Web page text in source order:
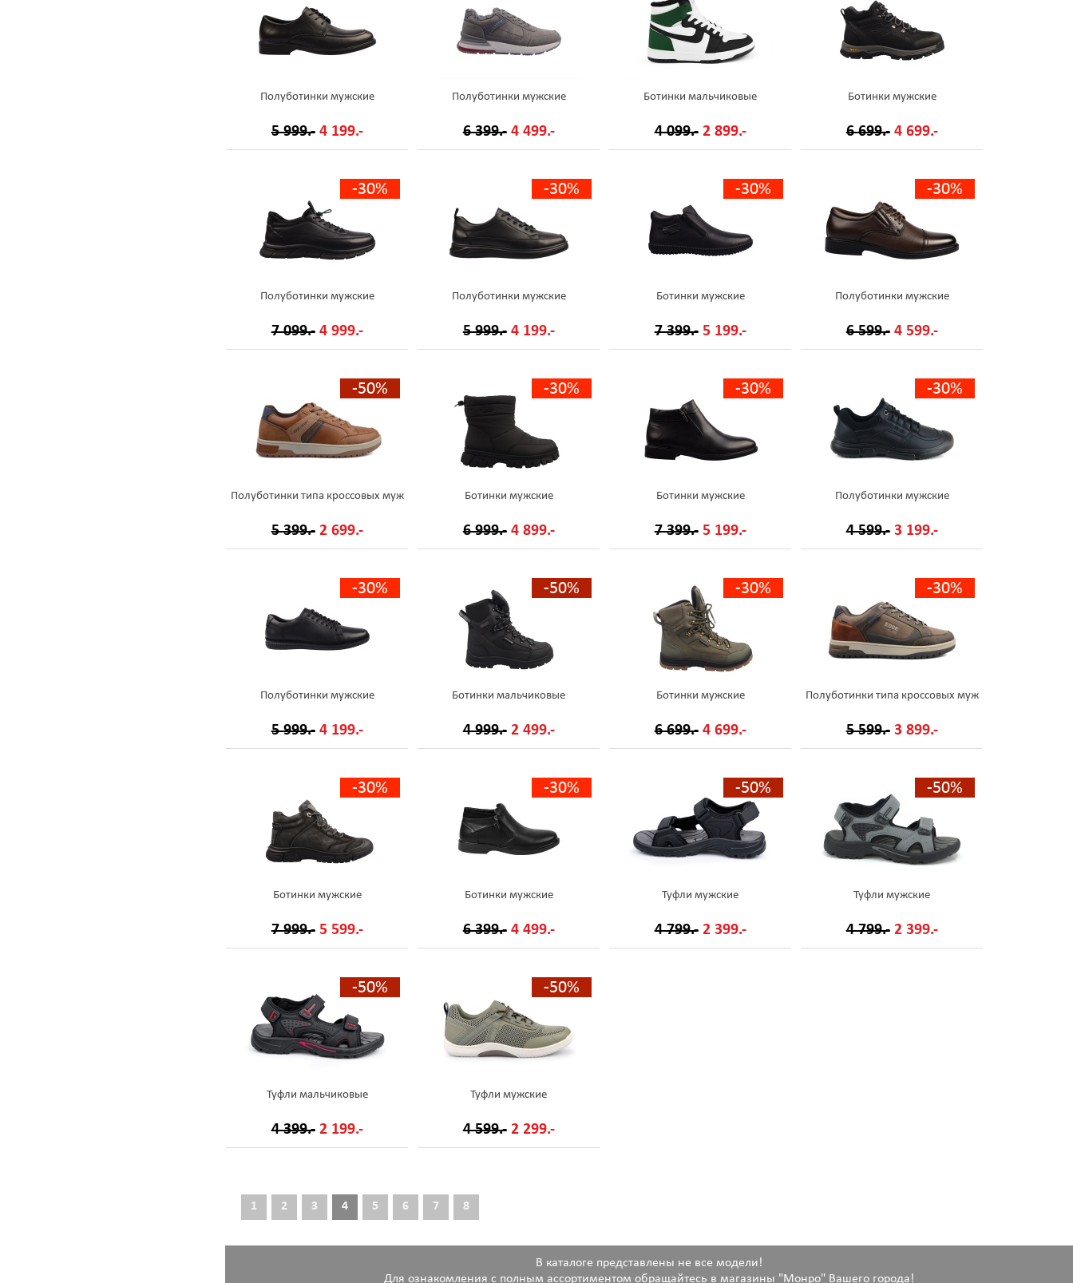
Полуботинки мужские
5 999.- 4 199.-
Полуботинки мужские
6 399.- 4 499.-
Ботинки мальчиковые
4 099.- 2 899.-
Ботинки мужские
6 699.- 4 699.-
-30%
Полуботинки мужские
7 099.- 4 999.-
-30%
Полуботинки мужские
5 999.- 4 199.-
-30%
Ботинки мужские
7 399.- 5 199.-
-30%
Полуботинки мужские
6 599.- 4 599.-
-50%
Полуботинки типа кроссовых муж
5 399.- 2 699.-
-30%
Ботинки мужские
6 999.- 4 899.-
-30%
Ботинки мужские
7 399.- 5 199.-
-30%
Полуботинки мужские
4 599.- 3 199.-
-30%
Полуботинки мужские
5 999.- 4 199.-
-50%
Ботинки мальчиковые
4 999.- 2 499.-
-30%
Ботинки мужские
6 699.- 4 699.-
-30%
Полуботинки типа кроссовых муж
5 599.- 3 899.-
-30%
Ботинки мужские
7 999.- 5 599.-
-30%
Ботинки мужские
6 399.- 4 499.-
-50%
Туфли мужские
4 799.- 2 399.-
-50%
Туфли мужские
4 799.- 2 399.-
-50%
Туфли мальчиковые
4 399.- 2 199.-
-50%
Туфли мужские
4 599.- 2 299.-
1 2 3 4 5 6 7 8
В каталоге представлены не все модели!
Для ознакомления с полным ассортиментом обращайтесь в магазины "Монро" Вашего города!